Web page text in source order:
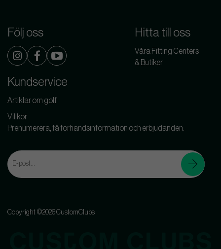
Följ oss Hitta till oss
Våra Fitting Centers
& Butiker
Kundservice
Artiklar om golf
Villkor
Prenumerera, få förhandsinformation och erbjudanden.
Copyright ©2026 CustomClubs